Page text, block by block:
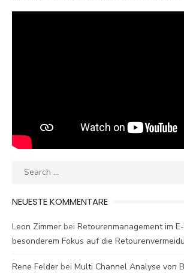
Search
NEUESTE KOMMENTARE
Leon Zimmer bei Retourenmanagement im
besonderem Fokus auf die
Rene Felder bei Multi Channel Analyse von